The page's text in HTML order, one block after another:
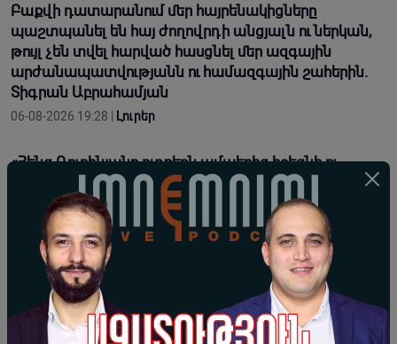
Բաքվի դատարանում մեր հայրենակիցները
պաշտպանել են հայ ժողովրդի անցյալն ու ներկան,
թույլ չեն տվել հարված հասցնել մեր ազգային
արժանապատվությանն ու համազգային շահերին.
Տիգրան Աբրահամյան
06-08-2026 19:28 | Լուրեր
«Հենց Ռուբինյանը ոտքերն ամպերից իջեցնի ու
բախվի ռեալ պոլիտիկին, պարզ կդառնա՝ նա
սկզբունքների՞ մարդ է, թե՞ պարզապես լավ
դերասան». Արմեն Հովասափյան
06-08-2026 18:29 |
Արդարությունը հաստատվում է այն պահին, երբ անձը
ենթարկվում է սկզբունքին, իշխանությունը՝ օրենքին.
Իսահակ Սրբազան